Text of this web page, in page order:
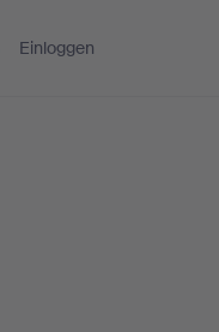
Einloggen